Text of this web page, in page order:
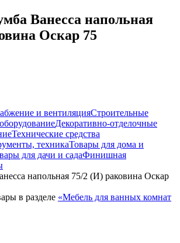
Ванесса напольная
Оскар 75
и вентиляцияСтроительные
Декоративно-отделочные
Технические средства
техникаТовары для дома и
для дачи и садаФинишная
напольная 75/2 (И) раковина Оскар
в разделе «Мебель для ванных комнат